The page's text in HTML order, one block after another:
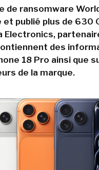
de ransomware
et publié plus de 630
Electronics,
des
18 Pro ainsi que
de la marque.